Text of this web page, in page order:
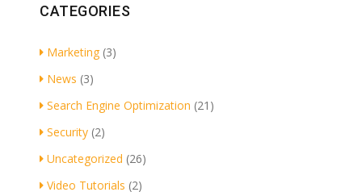
CATEGORIES
Marketing (3)
News (3)
Search Engine Optimization (21)
Security (2)
Uncategorized (26)
Video Tutorials (2)